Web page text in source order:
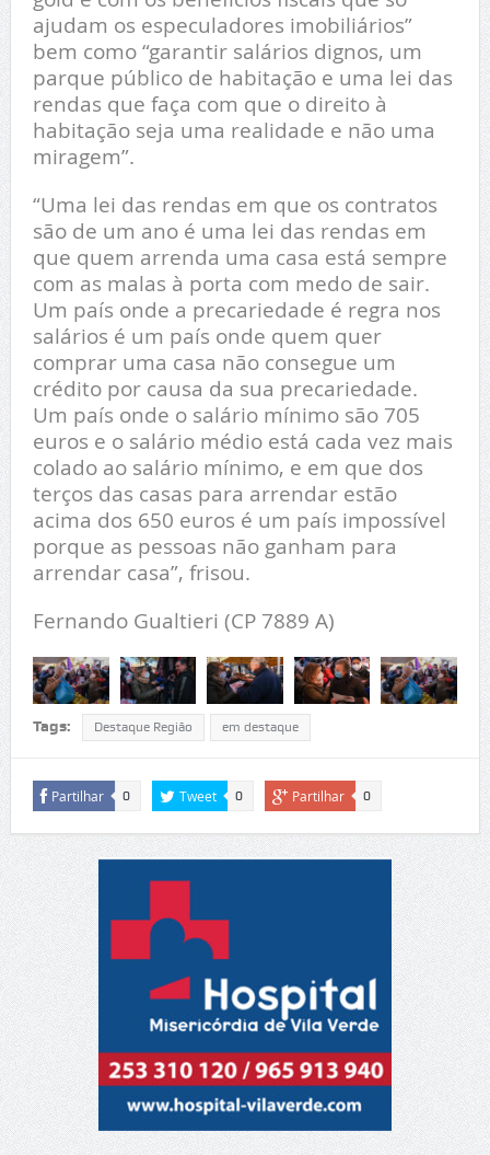
ajudam os especuladores imobiliários”
bem como “garantir salários dignos, um
parque público de habitação e uma lei das
rendas que faça com que o direito à
habitação seja uma realidade e não uma
miragem”.
“Uma lei das rendas em que os contratos
são de um ano é uma lei das rendas em
que quem arrenda uma casa está sempre
com as malas à porta com medo de sair.
Um país onde a precariedade é regra nos
salários é um país onde quem quer
comprar uma casa não consegue um
crédito por causa da sua precariedade.
Um país onde o salário mínimo são 705
euros e o salário médio está cada vez mais
colado ao salário mínimo, e em que dos
terços das casas para arrendar estão
acima dos 650 euros é um país impossível
porque as pessoas não ganham para
arrendar casa”, frisou.
Fernando Gualtieri (CP 7889 A)
Tags: Destaque Região em destaque
Partilhar 0 Tweet 0 Partilhar 0